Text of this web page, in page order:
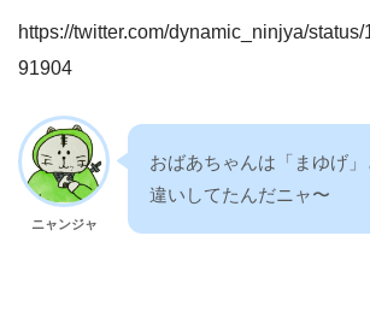
https://twitter.com/dynamic_ninjya/
91904
ニャンジャ
おばあちゃんは「まゆげ
違いしてたんだニャ〜